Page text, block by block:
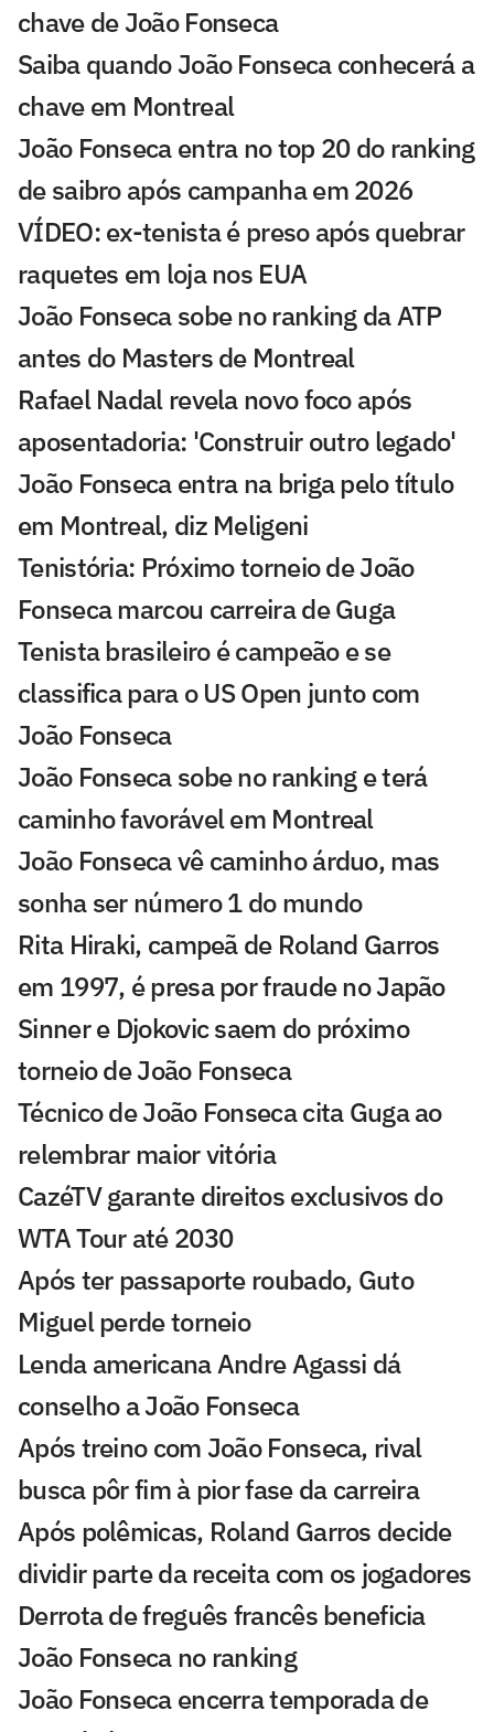
chave de João Fonseca
Saiba quando João Fonseca conhecerá a
chave em Montreal
João Fonseca entra no top 20 do ranking
de saibro após campanha em 2026
VÍDEO: ex-tenista é preso após quebrar
raquetes em loja nos EUA
João Fonseca sobe no ranking da ATP
antes do Masters de Montreal
Rafael Nadal revela novo foco após
aposentadoria: 'Construir outro legado'
João Fonseca entra na briga pelo título
em Montreal, diz Meligeni
Tenistória: Próximo torneio de João
Fonseca marcou carreira de Guga
Tenista brasileiro é campeão e se
classifica para o US Open junto com
João Fonseca
João Fonseca sobe no ranking e terá
caminho favorável em Montreal
João Fonseca vê caminho árduo, mas
sonha ser número 1 do mundo
Rita Hiraki, campeã de Roland Garros
em 1997, é presa por fraude no Japão
Sinner e Djokovic saem do próximo
torneio de João Fonseca
Técnico de João Fonseca cita Guga ao
relembrar maior vitória
CazéTV garante direitos exclusivos do
WTA Tour até 2030
Após ter passaporte roubado, Guto
Miguel perde torneio
Lenda americana Andre Agassi dá
conselho a João Fonseca
Após treino com João Fonseca, rival
busca pôr fim à pior fase da carreira
Após polêmicas, Roland Garros decide
dividir parte da receita com os jogadores
Derrota de freguês francês beneficia
João Fonseca no ranking
João Fonseca encerra temporada de